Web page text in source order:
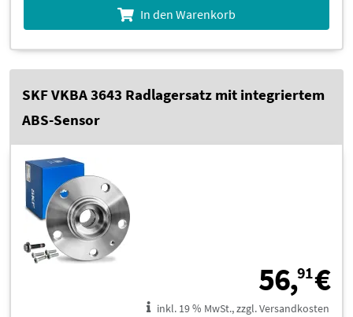
In den Warenkorb
SKF VKBA 3643 Radlagersatz mit integriertem
ABS-Sensor
56,91€
inkl. 19 % MwSt., zzgl. Versandkosten